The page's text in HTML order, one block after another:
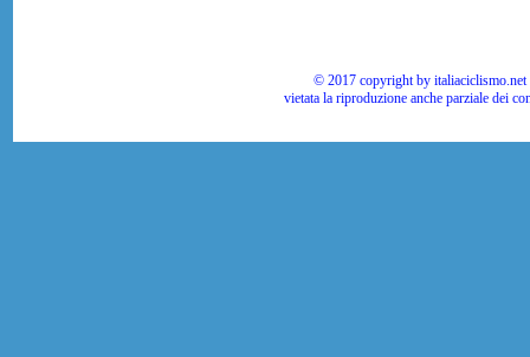
© 2017 copyright by
vietata la riproduzione anche parziale dei